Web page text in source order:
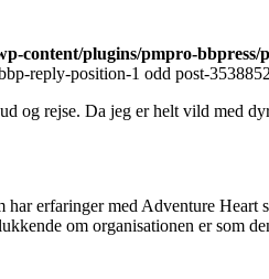
content/plugins/pmpro-bbpress/
reply-position-1 odd post-
og rejse. Da jeg er helt vild med
erfaringer med Adventure
om organisationen er som